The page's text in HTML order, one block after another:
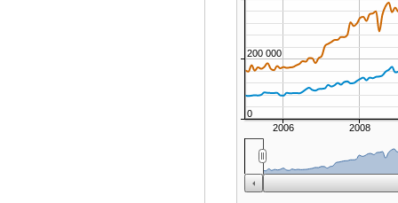
2006 2008
0
200 000